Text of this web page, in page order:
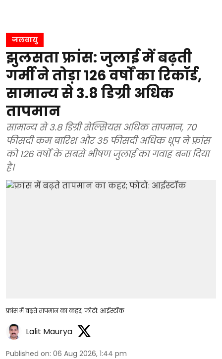
जलवायु
झुलसता फ्रांस: जुलाई में बढ़ती
गर्मी ने तोड़ा 126 वर्षों का रिकॉर्ड,
सामान्य से 3.8 डिग्री अधिक
तापमान
सामान्य से 3.8 डिग्री सेल्सियस अधिक तापमान, 70
फीसदी कम बारिश और 35 फीसदी अधिक धूप ने फ्रांस
को 126 वर्षों के सबसे भीषण जुलाई का गवाह बना दिया
है।
फ्रांस में बढ़ते तापमान का कहर; फोटो: आईस्टॉक
Lalit Maurya
Published on: 06 Aug 2026, 1:44 pm